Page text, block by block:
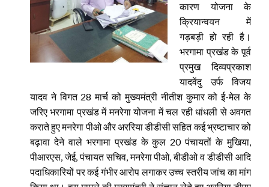
कारण योजना के
क्रियान्वयन में
गड़बड़ी हो रही है।
भरगामा प्रखंड के पूर्व
प्रमुख दिव्यप्रकाश
यादवेंदु उर्फ विजय
यादव ने विगत 28 मार्च को मुख्यमंत्री नीतीश कुमार को ई-मेल के
जरिए भरगामा प्रखंड में मनरेगा योजना में चल रही धांधली से अवगत
कराते हुए मनरेगा पीओ और अररिया डीडीसी सहित कई भ्रष्टाचार को
बढ़ावा देने वाले भरगामा प्रखंड के कुल 20 पंचायतों के मुखिया,
पीआरएस, जेई, पंचायत सचिव, मनरेगा पीओ, बीडीओ व डीडीसी आदि
पदाधिकारियों पर कई गंभीर आरोप लगाकर उच्च स्तरीय जांच का मांग